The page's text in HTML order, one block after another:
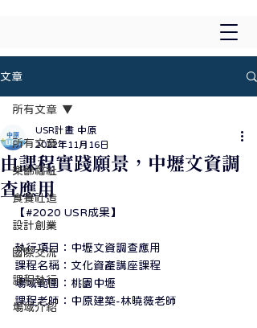
文章
所有文章
樂齡福祉
食養社造
設計創業
國際交流
課程執行
場域介紹
所有文章
由課程實踐願景，中壢文資調
查應用
USR計畫 中原
2022年11月16日
【#2020 USR成果】
執行項目：中壢文資調查應用
課程名稱：文化資產講座課程
場域範圍：桃園中壢
課程老師：中原建築-林曉薇老師